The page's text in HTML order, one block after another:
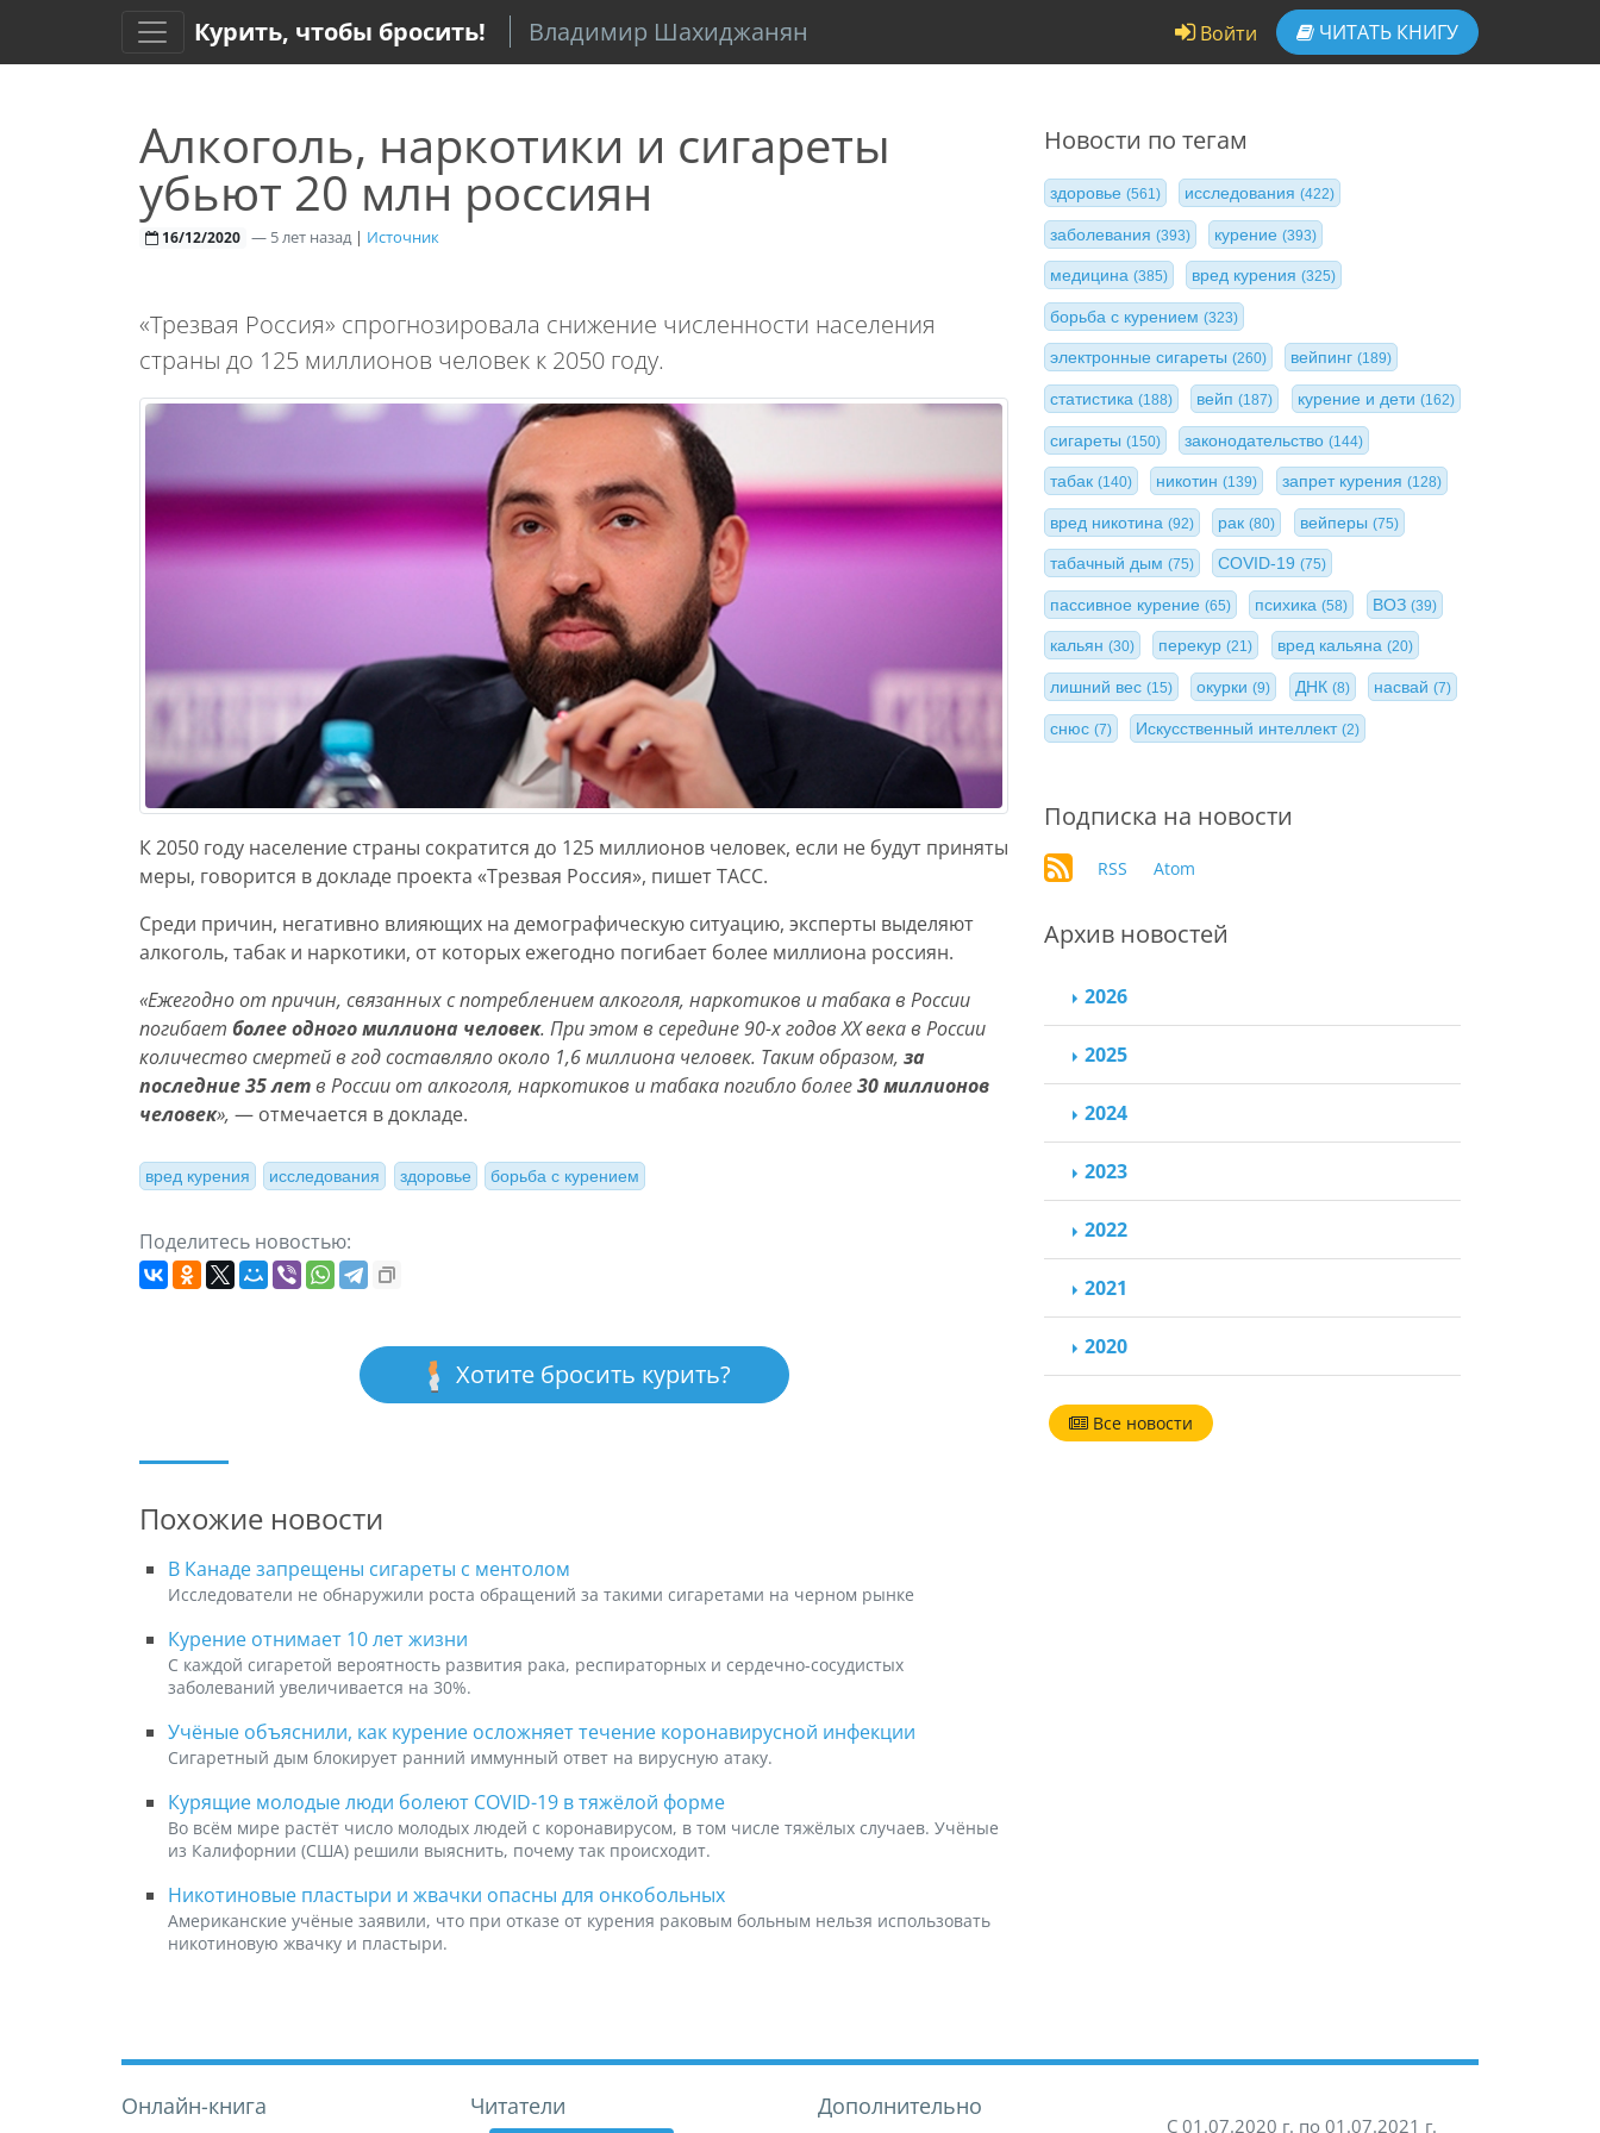
Курить, чтобы бросить! Владимир Шахиджанян Войти ЧИТАТЬ КНИГУ
Алкоголь, наркотики и сигареты
убьют 20 млн россиян
16/12/2020 —5 лет назад | Источник
«Трезвая Россия» спрогнозировала снижение численности населения
страны до 125 миллионов человек к 2050 году.
К 2050 году население страны сократится до 125 миллионов человек, если не будут приняты
меры, говорится в докладе проекта «Трезвая Россия», пишет ТАСС.
Среди причин, негативно влияющих на демографическую ситуацию, эксперты выделяют
алкоголь, табак и наркотики, от которых ежегодно погибает более миллиона россиян.
«Ежегодно от причин, связанных с потреблением алкоголя, наркотиков и табака в России
погибает более одного миллиона человек. При этом в середине 90-х годов XX века в России
количество смертей в год составляло около 1,6 миллиона человек. Таким образом, за
последние 35 летв России от алкоголя, наркотиков и табака погибло более30 миллионов
человек», — отмечается в докладе.
вред курения исследования здоровье борьба с курением
Поделитесь новостью:
Хотите бросить курить?
Похожие новости
В Канаде запрещены сигареты с ментолом
Исследователи не обнаружили роста обращений за такими сигаретами на черном рынке
Курение отнимает 10 лет жизни
С каждой сигаретой вероятность развития рака, респираторных и сердечно-сосудистых
заболеваний увеличивается на 30%.
Учёные объяснили, как курение осложняет течение коронавирусной инфекции
Сигаретный дым блокирует ранний иммунный ответ на вирусную атаку.
Курящие молодые люди болеют COVID-19 в тяжёлой форме
Во всём мире растёт число молодых людей c коронавирусом, в том числе тяжёлых случаев. Учёные
из Калифорнии (США) решили выяснить, почему так происходит.
Никотиновые пластыри и жвачки опасны для онкобольных
Американские учёные заявили, что при отказе от курения раковым больным нельзя использовать
никотиновую жвачку и пластыри.
Новости по тегам
здоровье (561) исследования(422)
заболевания (393) курение(393)
медицина (385) вред курения(325)
борьба с курением (323)
электронные сигареты (260) вейпинг(189)
статистика (188) вейп(187) курение и дети (162)
сигареты (150) законодательство(144)
табак (140) никотин(139) запрет курения (128)
вред никотина (92) рак(80) вейперы (75)
табачный дым (75) COVID-19(75)
пассивное курение (65) психика(58) ВОЗ (39)
кальян (30) перекур(21) вред кальяна (20)
лишний вес (15) окурки(9) ДНК (8) насвай(7)
снюс (7) Искусственный интеллект(2)
Подписка на новости
RSS Atom
Архив новостей
2026
2025
2024
2023
2022
2021
2020
Все новости
Онлайн-книга Читатели Дополнительно
С 01.07.2020 г. по 01.07.2021 г.